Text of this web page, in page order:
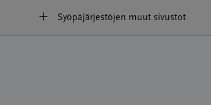
sisältöön
Syöpäjärjestöjen muut sivustot